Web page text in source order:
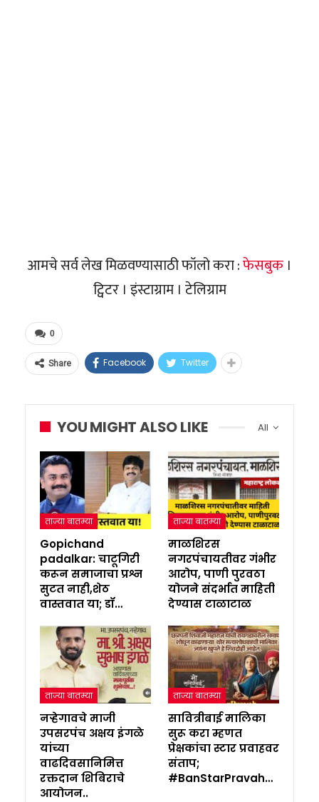
आमचे सर्व लेख मिळवण्यासाठी फॉलो करा :फेसबुक ।
ट्विटर । इंस्टाग्राम । टेलिग्राम
0
Share Facebook Twitter
All
YOU MIGHT ALSO LIKE
ताज्या बातम्या
Gopichand
padalkar: चाटूगिरी
करून समाजाचा प्रश्न
सुटत नाही,शेठ
वास्तवात या; डॉ…
ताज्या बातम्या
माळशिरस
नगरपंचायतीवर गंभीर
आरोप, पाणी पुरवठा
योजने संदर्भात माहिती
देण्यास टाळाटाळ
ताज्या बातम्या
नऱ्हेगावचे माजी
उपसरपंच अक्षय इंगळे
यांच्या
वाढदिवसानिमित्त
रक्तदान शिबिराचे
आयोजन..
ताज्या बातम्या
सावित्रीबाई मालिका
सुरू करा म्हणत
प्रेक्षकांचा स्टार प्रवाहवर
संताप;
#BanStarPravah…